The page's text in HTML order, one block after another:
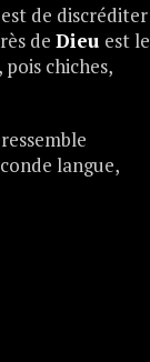
de discréditer
de Dieu est le
chiches,
langue,